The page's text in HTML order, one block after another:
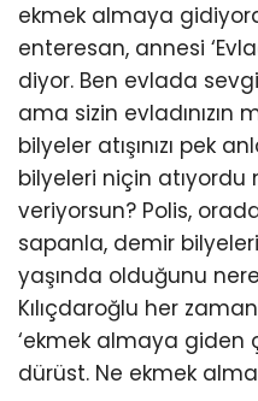
ekmek almaya
enteresan, annesi
diyor. Ben evlada
ama sizin evladınızın
bilyeler atışınızı pek
bilyeleri niçin atıyordu
veriyorsun? Polis,
sapanla, demir
yaşında olduğunu
Kılıçdaroğlu her
‘ekmek almaya giden
dürüst. Ne ekmek